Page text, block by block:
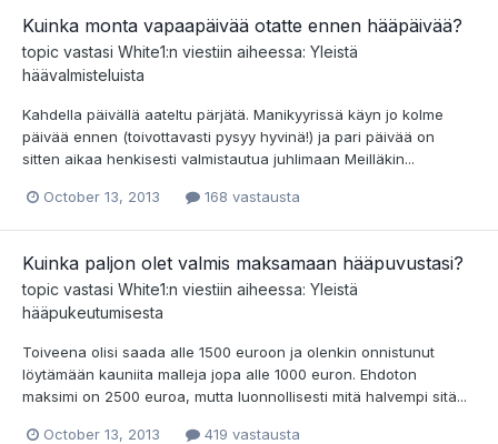
Kuinka monta vapaapäivää otatte ennen hääpäivää?
topic vastasi White1:n viestiin aiheessa: Yleistä
häävalmisteluista
Kahdella päivällä aateltu pärjätä. Manikyyrissä käyn jo kolme
päivää ennen (toivottavasti pysyy hyvinä!) ja pari päivää on
sitten aikaa henkisesti valmistautua juhlimaan Meilläkin...
October 13, 2013 168 vastausta
Kuinka paljon olet valmis maksamaan hääpuvustasi?
topic vastasi White1:n viestiin aiheessa: Yleistä
hääpukeutumisesta
Toiveena olisi saada alle 1500 euroon ja olenkin onnistunut
löytämään kauniita malleja jopa alle 1000 euron. Ehdoton
maksimi on 2500 euroa, mutta luonnollisesti mitä halvempi sitä...
October 13, 2013 419 vastausta